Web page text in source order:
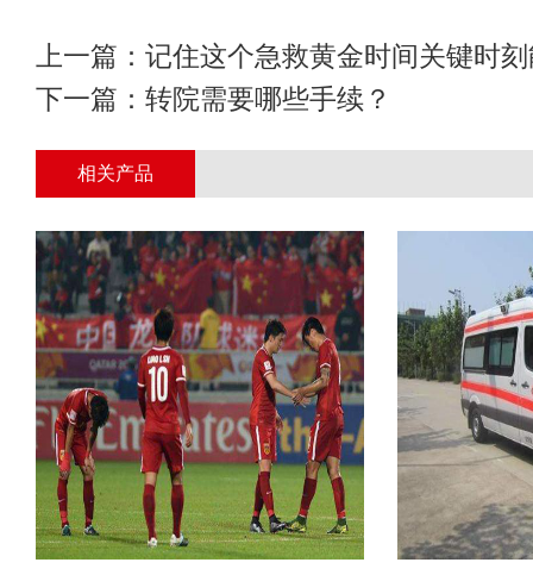
上一篇： 记住这个急救黄金时间关键时
下一篇： 转院需要哪些手续？
相关产品